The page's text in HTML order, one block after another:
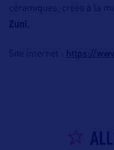
céramiques, créés à la
Zuni.
Site internet : https://